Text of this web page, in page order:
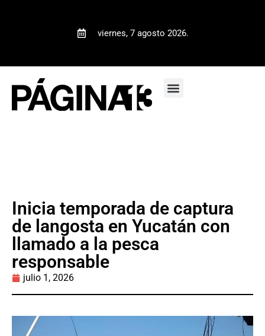
viernes, 7 agosto 2026.
Inicia temporada de captura
de langosta en Yucatán con
llamado a la pesca
responsable
julio 1, 2026